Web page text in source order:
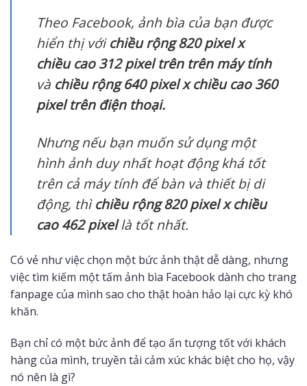
Theo Facebook, ảnh bìa của bạn được
hiển thị vớichiều rộng 820 pixel x
chiều cao 312 pixel trên trên máy tính
và chiều rộng 640 pixel x chiều cao 360
pixel trên điện thoại.
Nhưng nếu bạn muốn sử dụng một
hình ảnh duy nhất hoạt động khá tốt
trên cả máy tính để bàn và thiết bị di
động, thìchiều rộng 820 pixel x chiều
cao 462 pixellà tốt nhất.
Có vẻ như việc chọn một bức ảnh thật dễ dàng, nhưng
việc tìm kiếm một tấm ảnh bìa Facebook dành cho trang
fanpage của mình sao cho thật hoàn hảo lại cực kỳ khó
khăn.
Bạn chỉ có một bức ảnh để tạo ấn tượng tốt với khách
hàng của mình, truyền tải cảm xúc khác biệt cho họ, vậy
nó nên là gì?